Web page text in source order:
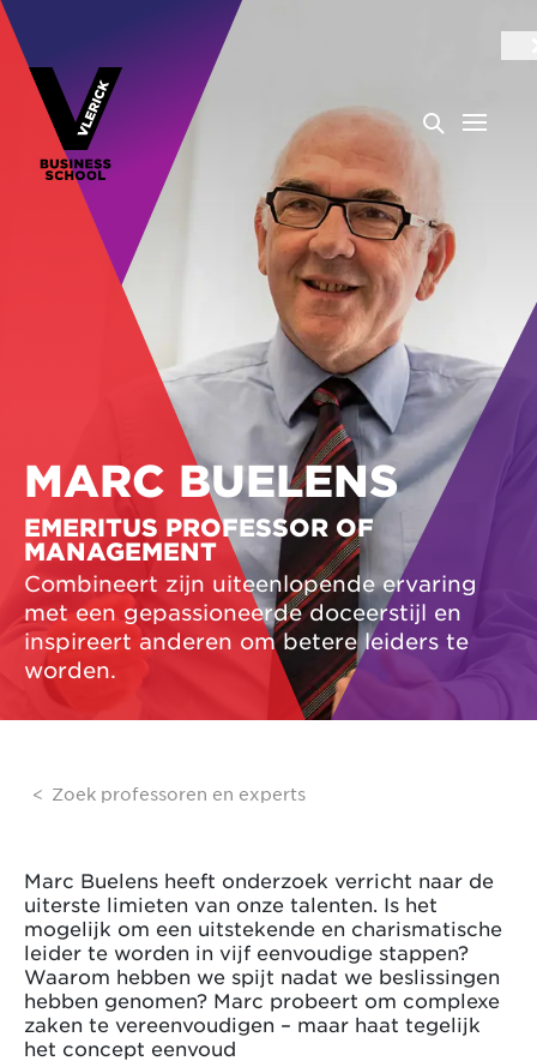
MARC BUELENS
EMERITUS PROFESSOR OF
MANAGEMENT
Combineert zijn uiteenlopende ervaring
met een gepassioneerde doceerstijl en
inspireert anderen om betere leiders te
worden.
Zoek professoren en experts
Marc Buelens heeft onderzoek verricht naar de
uiterste limieten van onze talenten. Is het
mogelijk om een uitstekende en charismatische
leider te worden in vijf eenvoudige stappen?
Waarom hebben we spijt nadat we beslissingen
hebben genomen? Marc probeert om complexe
zaken te vereenvoudigen – maar haat tegelijk
het concept eenvoud